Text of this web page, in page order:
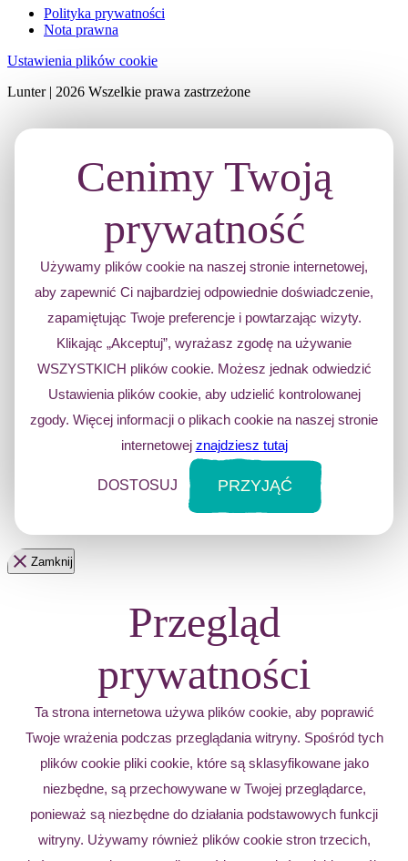
Polityka prywatności
Nota prawna
Ustawienia plików cookie
Lunter | 2026 Wszelkie prawa zastrzeżone
Cenimy Twoją
prywatność
Używamy plików cookie na naszej stronie internetowej,
aby zapewnić Ci najbardziej odpowiednie doświadczenie,
zapamiętując Twoje preferencje i powtarzając wizyty.
Klikając „Akceptuj”, wyrażasz zgodę na używanie
WSZYSTKICH plików cookie. Możesz jednak odwiedzić
Ustawienia plików cookie, aby udzielić kontrolowanej
zgody. Więcej informacji o plikach cookie na naszej stronie
internetowej znajdziesz tutaj
DOSTOSUJ PRZYJĄĆ
Zamknij
Przegląd
prywatności
Ta strona internetowa używa plików cookie, aby poprawić
Twoje wrażenia podczas przeglądania witryny. Spośród tych
plików cookie pliki cookie, które są sklasyfikowane jako
niezbędne, są przechowywane w Twojej przeglądarce,
ponieważ są niezbędne do działania podstawowych funkcji
witryny. Używamy również plików cookie stron trzecich,